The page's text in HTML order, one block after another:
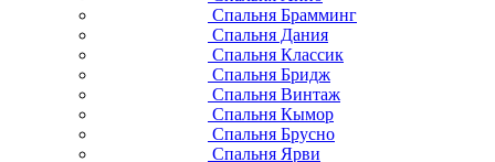
Спальня Брамминг
Спальня Дания
Спальня Классик
Спальня Бридж
Спальня Винтаж
Спальня Кымор
Спальня Брусно
Спальня Ярви